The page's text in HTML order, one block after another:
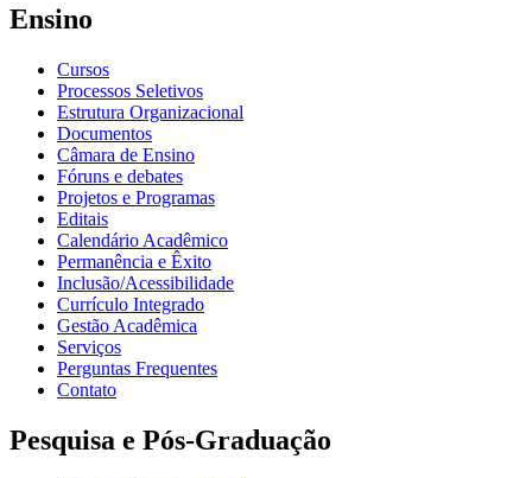
Ensino
Cursos
Processos Seletivos
Estrutura Organizacional
Documentos
Câmara de Ensino
Fóruns e debates
Projetos e Programas
Editais
Calendário Acadêmico
Permanência e Êxito
Inclusão/Acessibilidade
Currículo Integrado
Gestão Acadêmica
Serviços
Perguntas Frequentes
Contato
Pesquisa e Pós-Graduação